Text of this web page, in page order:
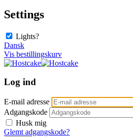
Settings
Lights?
Dansk
Vis bestillingskurv
Log ind
E-mail adresse
Adgangskode
Husk mig
Glemt adgangskode?